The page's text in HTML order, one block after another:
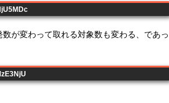
が変わって取れる対象数も変わる、であっ